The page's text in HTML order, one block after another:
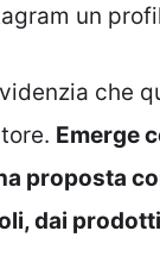
un
che
Emerge
proposta
dai